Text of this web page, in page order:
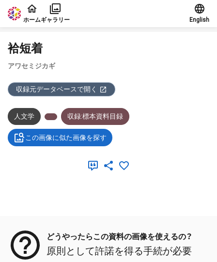
本文に飛ぶ
ホームギャラリー English
袷短着
アワセミジカギ
収録元データベースで開く
人文学 収録:標本資料目録
この画像に似た画像を探す
どうやったらこの資料の画像を使えるの？
原則として許諾を得る手続が必要